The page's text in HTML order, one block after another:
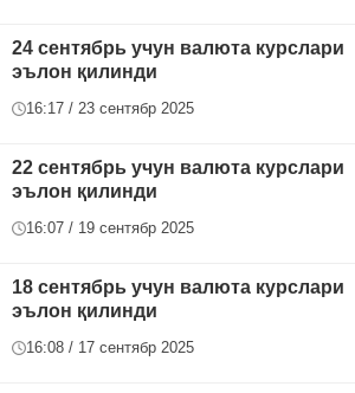
24 сентябрь учун валюта курслари
эълон қилинди
16:17 / 23 сентябр 2025
22 сентябрь учун валюта курслари
эълон қилинди
16:07 / 19 сентябр 2025
18 сентябрь учун валюта курслари
эълон қилинди
16:08 / 17 сентябр 2025